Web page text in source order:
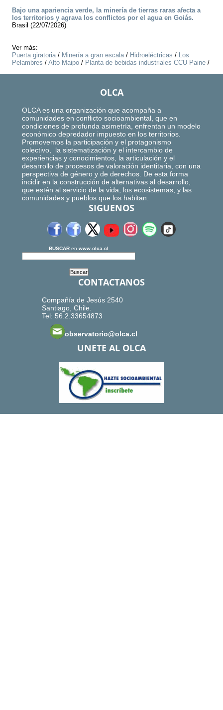
Bajo una apariencia verde, la minería de tierras raras afecta a
los territorios y agrava los conflictos por el agua en Goiás.
Brasil (22/07/2026)
Ver más:
Puerta giratoria/ Minería a gran escala/ Hidroeléctricas / Los
Pelambres / Alto Maipo / Planta de bebidas industriales CCU Paine /
OLCA
OLCA es una organización que acompaña a
comunidades en conflicto socioambiental, que en
condiciones de profunda asimetría, enfrentan un modelo
económico depredador impuesto en los territorios.
Promovemos la participación y el protagonismo
colectivo, la sistematización y el intercambio de
experiencias y conocimientos, la articulación y el
desarrollo de procesos de valoración identitaria, con una
perspectiva de género y de derechos. De esta forma
incidir en la construcción de alternativas al desarrollo,
que estén al servicio de la vida, los ecosistemas, y las
comunidades y pueblos que los habitan.
SIGUENOS
BUSCAR en www.olca.cl
CONTACTANOS
Compañía de Jesús 2540
Santiago, Chile.
Tel: 56.2.33654873
observatorio@olca.cl
UNETE AL OLCA